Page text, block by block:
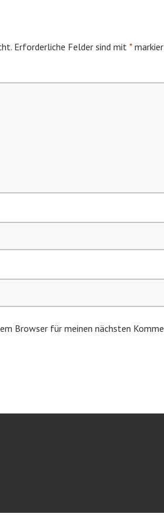
Erforderliche Felder sind mit *
Browser für meinen nächsten